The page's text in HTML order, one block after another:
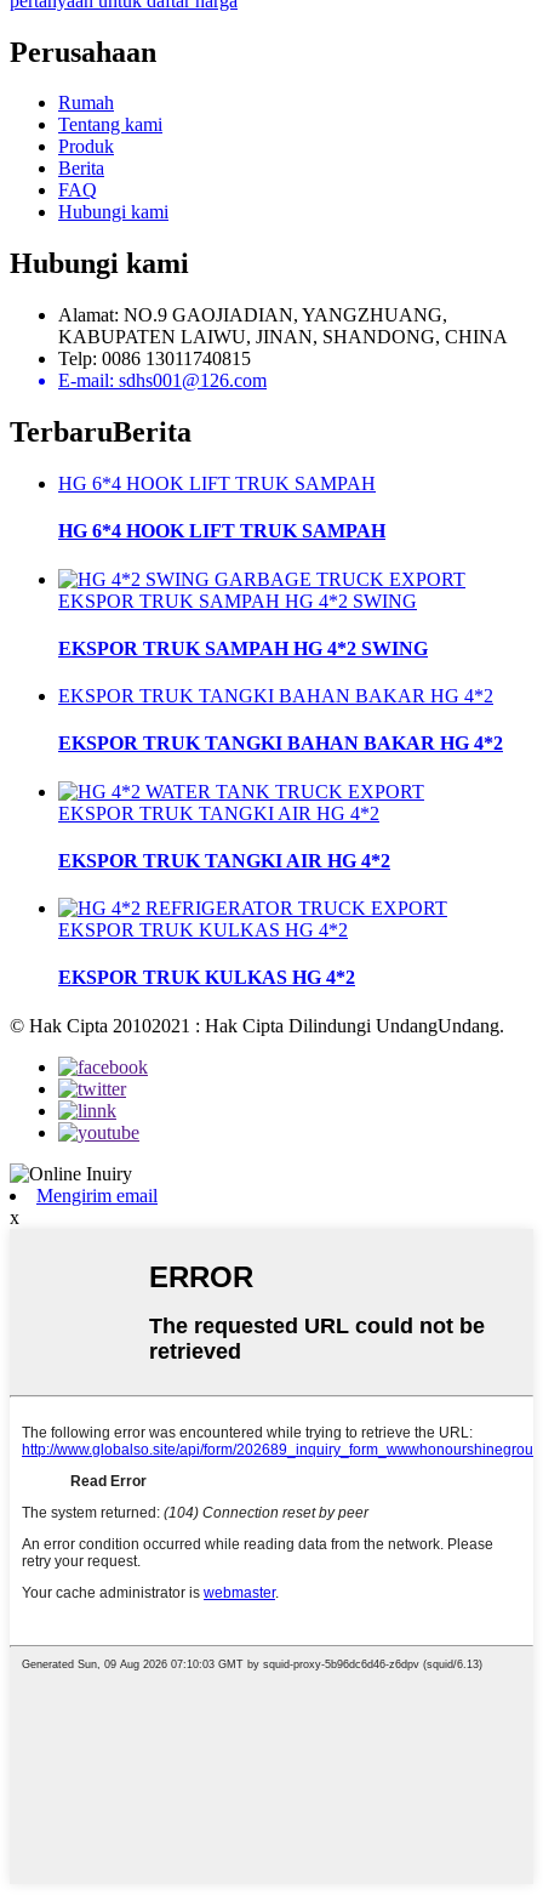
Perusahaan
Rumah
Tentang kami
Produk
Berita
FAQ
Hubungi kami
Hubungi kami
Alamat: NO.9 GAOJIADIAN, YANGZHUANG,
KABUPATEN LAIWU, JINAN, SHANDONG, CHINA
Telp: 0086 13011740815
E-mail: sdhs001@126.com
TerbaruBerita
HG 6*4 HOOK LIFT TRUK SAMPAH
HG 6*4 HOOK LIFT TRUK SAMPAH
EKSPOR TRUK SAMPAH HG 4*2 SWING
EKSPOR TRUK SAMPAH HG 4*2 SWING
EKSPOR TRUK TANGKI BAHAN BAKAR HG 4*2
EKSPOR TRUK TANGKI BAHAN BAKAR HG 4*2
EKSPOR TRUK TANGKI AIR HG 4*2
EKSPOR TRUK TANGKI AIR HG 4*2
EKSPOR TRUK KULKAS HG 4*2
EKSPOR TRUK KULKAS HG 4*2
© Hak Cipta 20102021 : Hak Cipta Dilindungi UndangUndang.
Mengirim email
x